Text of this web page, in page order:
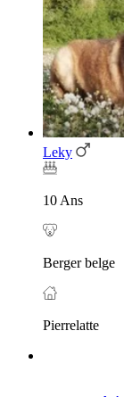
Leky
10 Ans
Berger belge
Pierrelatte